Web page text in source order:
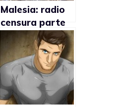
Malesia: radio
censura parte
del testo di
Born This Way
di Lady Gaga